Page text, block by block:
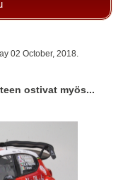
02 October, 2018.
ostivat myös...